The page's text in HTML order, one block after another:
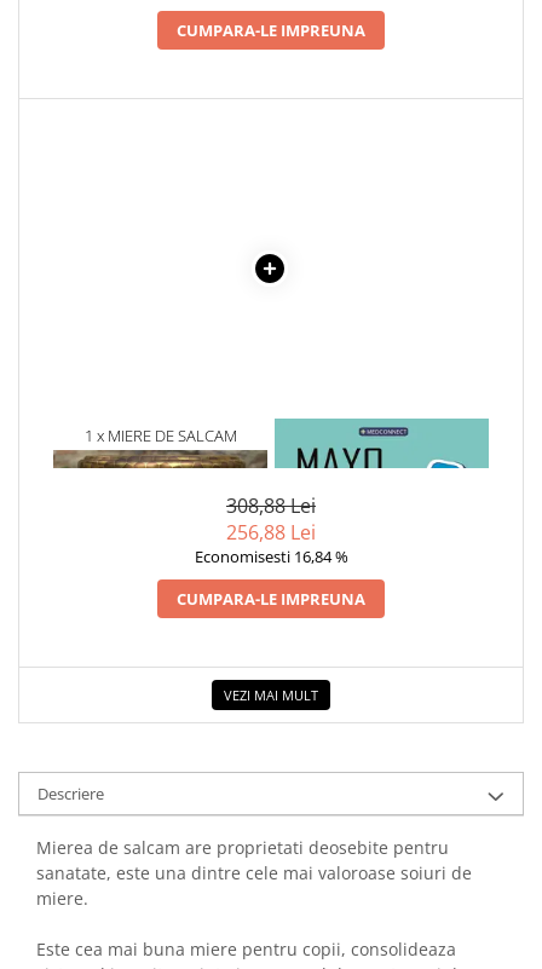
CUMPARA-LE IMPREUNA
1 x MIERE DE SALCAM
ECOLOGICA 500G
1 x MAYO CLINIC. CARTEA
ESENTIALA DESPRE DIABETUL
308,88 Lei
256,88 Lei
Economisesti 16,84 %
CUMPARA-LE IMPREUNA
VEZI MAI MULT
Descriere
Mierea de salcam are proprietati deosebite pentru
sanatate, este una dintre cele mai valoroase soiuri de
miere.
Este cea mai buna miere pentru copii, consolideaza